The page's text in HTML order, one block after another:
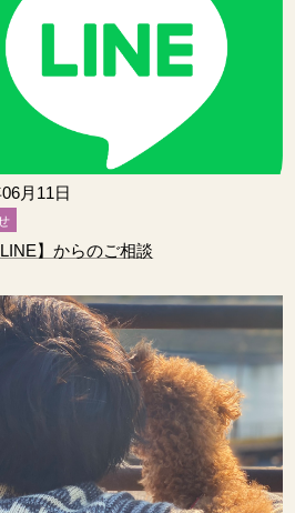
月11日
LINE】からのご相談